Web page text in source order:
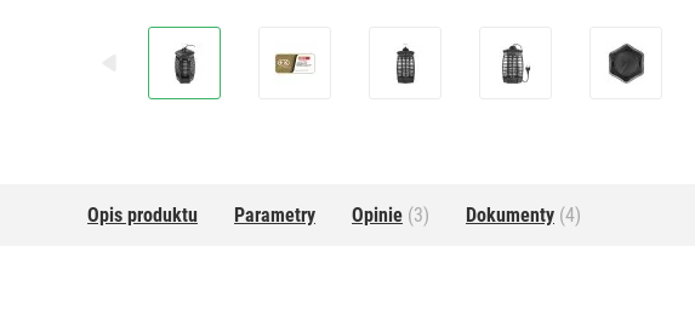
Opis produktu Parametry Opinie (3) Dokumenty (4)